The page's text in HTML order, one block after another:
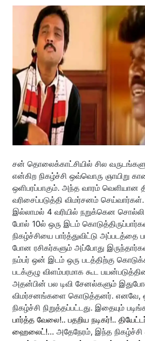
சன் தொலைக்காட்சியில் சில
என்கிற நிகழ்ச்சி ஒவ்வொரு ஞாயிறு
ஒளிபரப்பாகும். அந்த வாரம் வெளியான
வரிசைப்படுத்தி விமர்சனம்
இல்லாமல் 4 வரியில் நறுக்கென சொல்லி
போல் 10ல் ஒரு இடம்
நிகழ்ச்சியை பார்த்துவிட்டு அப்படத்தை
போன ரசிகர்களும் அப்போது
நம்பர் ஒன் இடம் ஒரு படத்திற்கு
படக்குழு விளம்பரமாக கூட
அதன்பின் பல டிவி சேனல்களும்
விமர்சனங்களை கொடுத்தனர். எனவே,
நிகழ்ச்சி நிறுத்தப்பட்டது. இதையும்
பார்த்த வேலை!.. பதறிய நடிகர்!..
ஹைலைட்!… அதேநேரம், இந்த